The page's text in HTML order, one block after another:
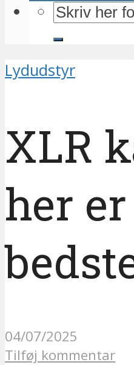
Lydudstyr
XLR
her
04/07/2025
Tilføj kommentar